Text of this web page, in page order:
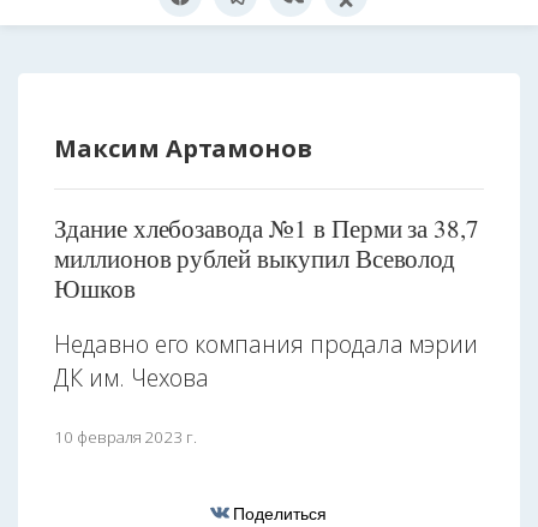
Максим Артамонов
Здание хлебозавода №1 в Перми за 38,7
миллионов рублей выкупил Всеволод
Юшков
Недавно его компания продала мэрии
ДК им. Чехова
10 февраля 2023 г.
Поделиться